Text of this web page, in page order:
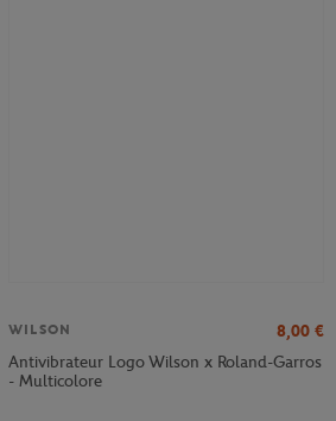
WILSON 8,00 €
Antivibrateur Logo Wilson x Roland-Garros
- Multicolore